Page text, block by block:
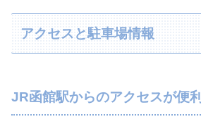
アクセスと駐車場情報
JR函館駅からのアクセスが便利